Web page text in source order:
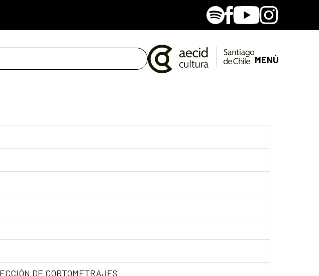
SpotifyFacebook
YoutubeInstagram
MENÚ
DE CORTOMETRAJES